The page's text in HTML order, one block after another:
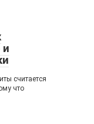
считается
что